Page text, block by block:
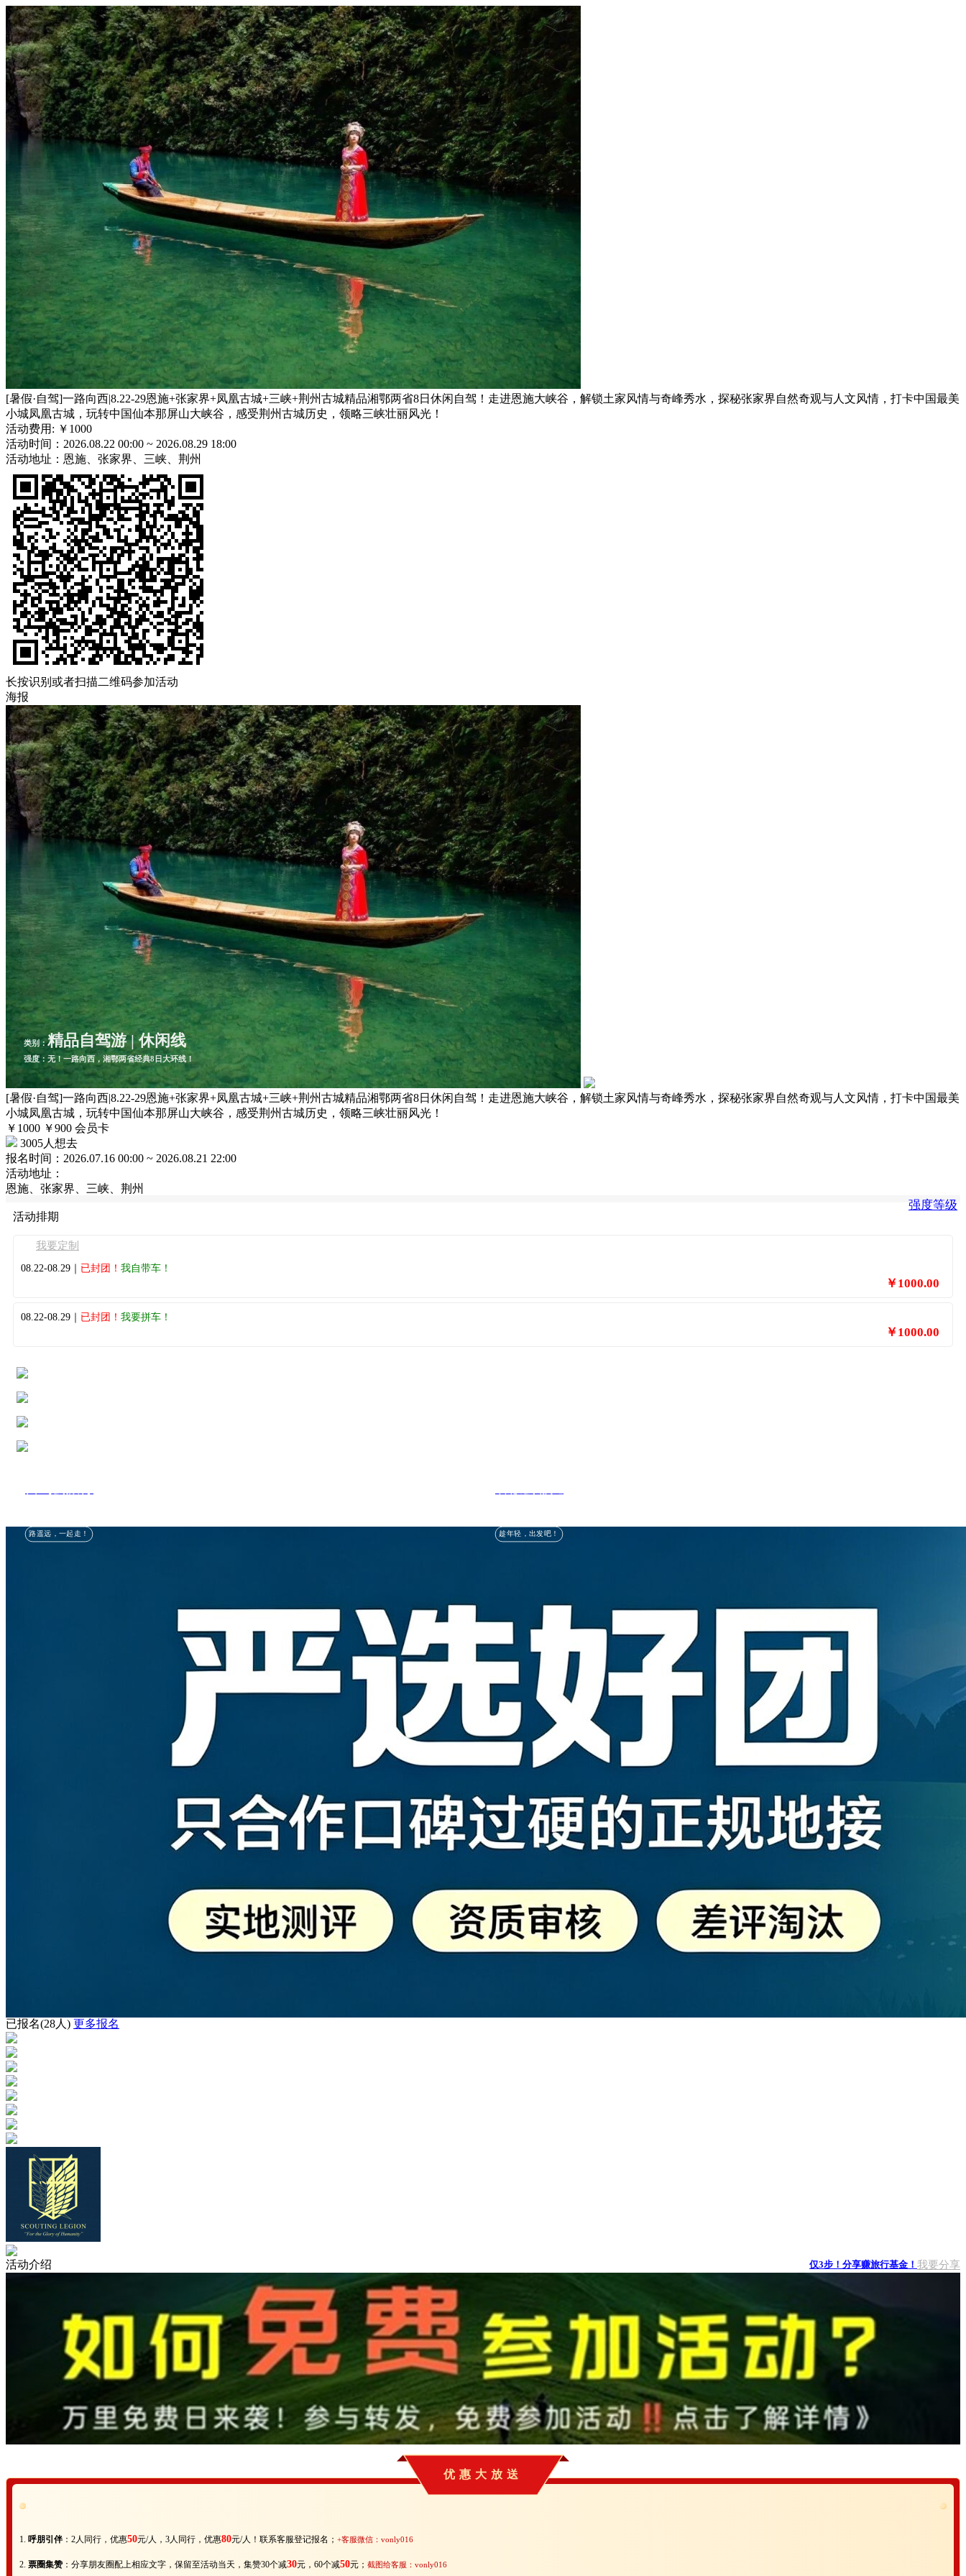
[暑假·自驾]一路向西|8.22-29恩施+张家界+凤凰古城+三峡+荆州古城精品湘鄂两省8日休闲自驾！走进恩施大峡谷，解锁土家风情与奇峰秀水，探秘张家界自然奇观与人文风情，打卡中国最美
小城凤凰古城，玩转中国仙本那屏山大峡谷，感受荆州古城历史，领略三峡壮丽风光！
活动费用: ￥1000
活动时间： 2026.08.22 00:00 ~ 2026.08.29 18:00
活动地址：恩施、张家界、三峡、荆州
长按识别或者扫描二维码参加活动
海报
类别：精品自驾游 | 休闲线
强度：无！一路向西，湘鄂两省经典8日大环线！
[暑假·自驾]一路向西|8.22-29恩施+张家界+凤凰古城+三峡+荆州古城精品湘鄂两省8日休闲自驾！走进恩施大峡谷，解锁土家风情与奇峰秀水，探秘张家界自然奇观与人文风情，打卡中国最美
小城凤凰古城，玩转中国仙本那屏山大峡谷，感受荆州古城历史，领略三峡壮丽风光！
￥1000 ￥900 会员卡
3005人想去
报名时间： 2026.07.16 00:00 ~ 2026.08.21 22:00
活动地址：
恩施、张家界、三峡、荆州
强度等级
活动排期
我要定制
08.22-08.29｜ 已封团！ 我自带车！
￥1000.00
08.22-08.29｜ 已封团！ 我要拼车！
￥1000.00
路遥远，一起走！ 趁年轻，出发吧！
已报名(28人) 更多报名
活动介绍 我要分享
仅3步！分享赚旅行基金！
优惠大放送
1. 呼朋引伴 ： 2人同行，优惠50元/人，3人同行，优惠80元/人！联系客服登记报名 ； +客服微信：vonly016
2. 票圈集赞：分享朋友圈配上相应文字，保留至活动当天，集赞30个减30元，60个减50元； 截图给客服：vonly016